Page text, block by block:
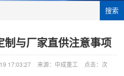
搜索
制与厂家直供注意事项
17:03:27 来源：中成重工 点击： 次